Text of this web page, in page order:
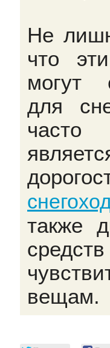
Не
что
могут
для
часто
также
вещам.